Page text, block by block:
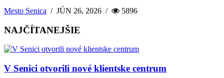
Mesto Senica /JÚN 26, 2026 / 5896
NAJČÍTANEJŠIE
V Senici otvorili nové klientske centrum